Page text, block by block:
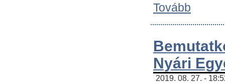
Tovább
Nyári
2019. 08. 27. -